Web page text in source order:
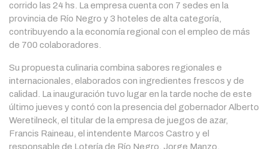
corrido las 24 hs. La empresa cuenta con 7 sedes en la
provincia de Río Negro y 3 hoteles de alta categoría,
contribuyendo a la economía regional con el empleo de más
de 700 colaboradores.
Su propuesta culinaria combina sabores regionales e
internacionales, elaborados con ingredientes frescos y de
calidad. La inauguración tuvo lugar en la tarde noche de este
último jueves y contó con la presencia del gobernador Alberto
Weretilneck, el titular de la empresa de juegos de azar,
Francis Raineau, el intendente Marcos Castro y el
responsable de Lotería de Río Negro, Jorge Manzo.